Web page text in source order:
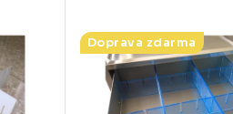
Doprava zdarma